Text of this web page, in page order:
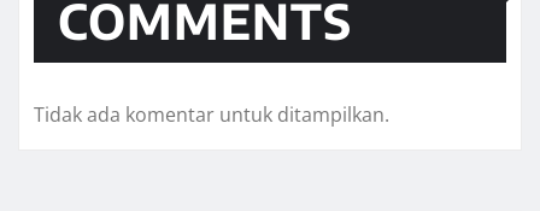
COMMENTS
Tidak ada komentar untuk ditampilkan.